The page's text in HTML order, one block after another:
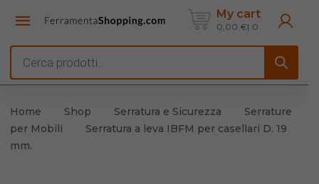
My cart
0,00 € 0
Home Shop Serratura e Sicurezza
Serrature
per Mobili
Serratura a leva IBFM per casellari D. 19
mm.